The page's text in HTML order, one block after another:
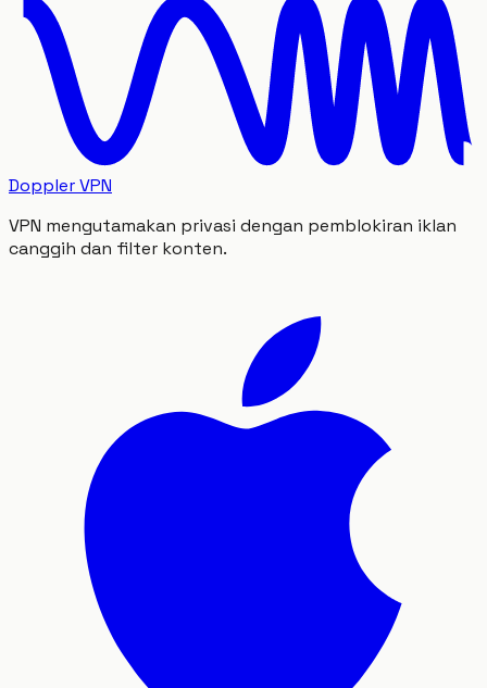
Doppler VPN
VPN mengutamakan privasi dengan pemblokiran iklan
canggih dan filter konten.